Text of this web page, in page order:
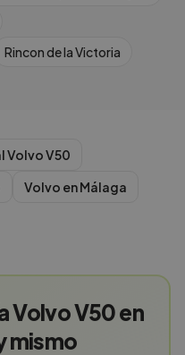
Rincon de la Victoria
VolvoV50
Volvo enMálaga
Volvo V50 en
mismo